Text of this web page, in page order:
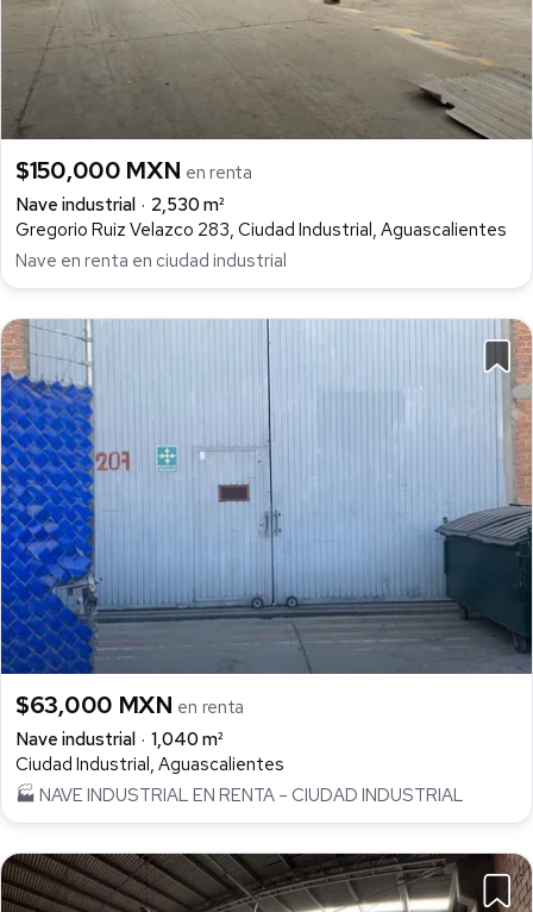
$150,000 MXN en renta
Nave industrial
2,530 m²
Gregorio Ruiz Velazco 283, Ciudad Industrial, Aguascalientes
Nave en renta en ciudad industrial
$63,000 MXN en renta
Nave industrial
1,040 m²
Ciudad Industrial, Aguascalientes
🏭 NAVE INDUSTRIAL EN RENTA – CIUDAD INDUSTRIAL